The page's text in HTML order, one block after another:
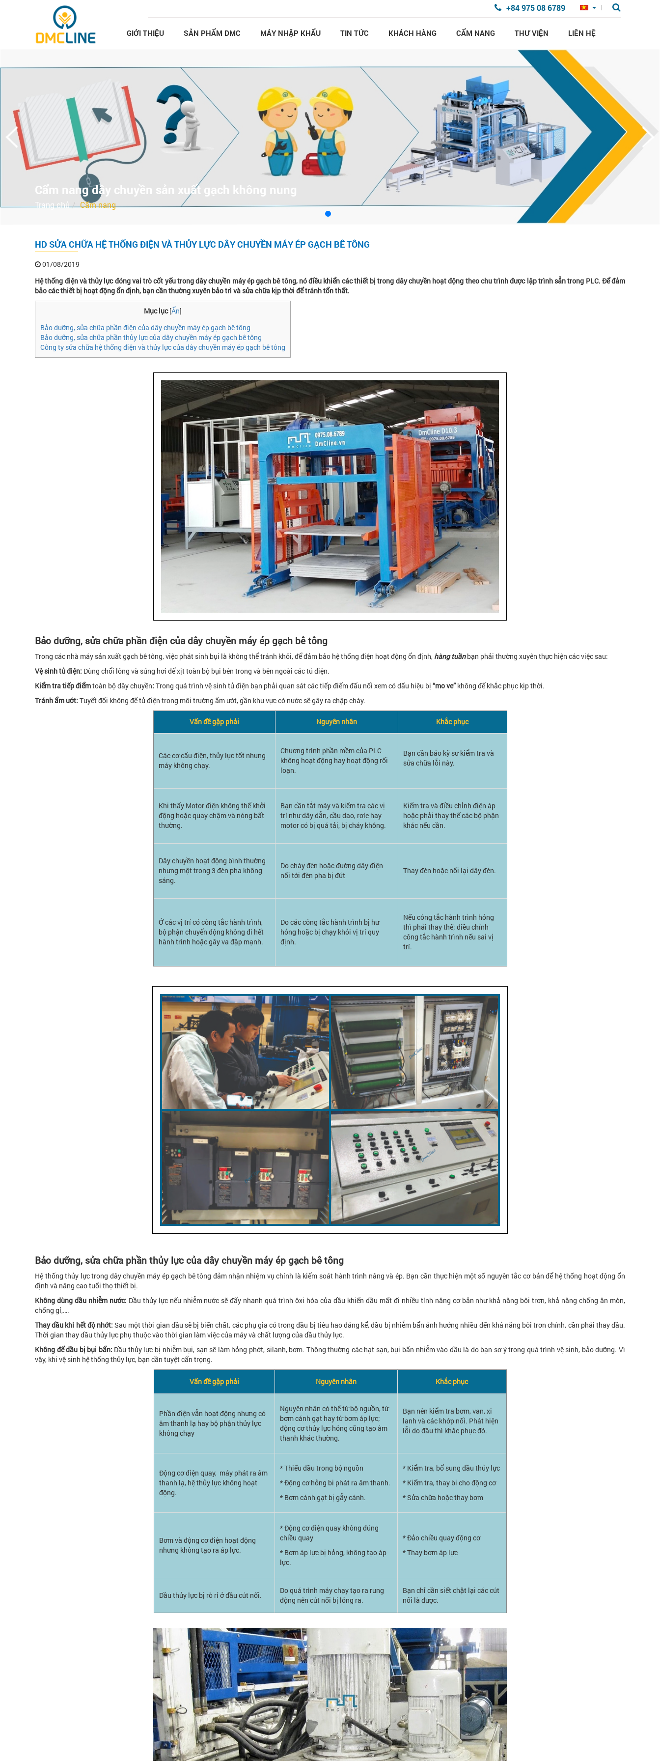
+84 975 08 6789
GIỚI THIỆU SẢN PHẨM DMC MÁY NHẬP KHẨU TIN TỨC KHÁCH HÀNG CẨM NANG THƯ VIỆN LIÊN HỆ
Cẩm nang dây chuyền sản xuất gạch không nung
Trang chủ Cẩm nang
HD SỬA CHỮA HỆ THỐNG ĐIỆN VÀ THỦY LỰC DÂY CHUYỀN MÁY ÉP GẠCH BÊ TÔNG
01/08/2019
Hệ thống điện và thủy lực đóng vai trò cốt yếu trong dây chuyền máy ép gạch bê tông, nó điều khiển các thiết bị trong dây chuyền hoạt động theo chu trình được lập trình sẵn trong PLC. Để đảm
bảo các thiết bị hoạt động ổn định, bạn cần thường xuyên bảo trì và sửa chữa kịp thời để tránh tổn thất.
Mục lục[Ẩn]
Bảo dưỡng, sửa chữa phần điện của dây chuyền máy ép gạch bê tông
Bảo dưỡng, sửa chữa phần thủy lực của dây chuyền máy ép gạch bê tông
Công ty sửa chữa hệ thống điện và thủy lực của dây chuyền máy ép gạch bê tông
Bảo dưỡng, sửa chữa phần điện của dây chuyền máy ép gạch bê tông
Trong các nhà máy sản xuất gạch bê tông, việc phát sinh bụi là không thể tránh khỏi, để đảm bảo hệ thống điện hoạt động ổn định, hàng tuầnbạn phải thường xuyên thực hiện các việc sau:
Vệ sinh tủ điện: Dùng chổi lông và súng hơi để xịt toàn bộ bụi bên trong và bên ngoài các tủ điện.
Kiểm tra tiếp điểmtoàn bộ dây chuyền: Trong quá trình vệ sinh tủ điện bạn phải quan sát các tiếp điểm đấu nối xem có dấu hiệu bị “mo ve”không để khắc phục kịp thời.
Tránh ẩm ướt: Tuyết đối không để tủ điện trong môi trường ẩm ướt, gần khu vực có nước sẽ gây ra chập cháy.
Vấn đề gặp phải Nguyên nhân Khắc phục
Các cơ cấu điện, thủy lực tốt nhưng
máy không chạy.
Chương trình phần mềm của PLC
không hoạt động hay hoạt động rối
loạn.
Bạn cần báo kỹ sư kiểm tra và
sửa chữa lỗi này.
Khi thấy Motor điện không thể khởi
động hoặc quay chậm và nóng bất
thường.
Bạn cần tắt máy và kiểm tra các vị
trí như dây dẫn, cầu dao, rơle hay
motor có bị quá tải, bị cháy không.
Kiểm tra và điều chỉnh điện áp
hoặc phải thay thế các bộ phận
khác nếu cần.
Dây chuyền hoạt động bình thường
nhưng một trong 3 đèn pha không
sáng.
Do cháy đèn hoặc đường dây điện
nối tới đèn pha bị đứt
Thay đèn hoặc nối lại dây đèn.
Ở các vị trí có công tắc hành trình,
bộ phận chuyển động không đi hết
hành trình hoặc gây va đập mạnh.
Do các công tắc hành trình bị hư
hỏng hoặc bị chạy khỏi vị trí quy
định.
Nếu công tắc hành trình hỏng
thì phải thay thế; điều chỉnh
công tắc hành trình nếu sai vị
trí.
Bảo dưỡng, sửa chữa phần thủy lực của dây chuyền máy ép gạch bê tông
Hệ thống thủy lực trong dây chuyền máy ép gạch bê tông đảm nhận nhiệm vụ chính là kiểm soát hành trình nâng và ép. Bạn cần thực hiện một số nguyên tắc cơ bản để hệ thống hoạt động ổn
định và nâng cao tuổi thọ thiết bị.
Không dùng dầu nhiễm nước: Dầu thủy lực nếu nhiễm nước sẽ đẩy nhanh quá trình ôxi hóa của dầu khiến dầu mất đi nhiều tính năng cơ bản như khả năng bôi trơn, khả năng chống ăn mòn,
chống gỉ,….
Thay dầu khi hết độ nhớt: Sau một thời gian dầu sẽ bị biến chất, các phụ gia có trong dầu bị tiêu hao đáng kể, dầu bị nhiễm bẩn ảnh hưởng nhiều đến khả năng bôi trơn chính, cần phải thay dầu.
Thời gian thay dầu thủy lực phụ thuộc vào thời gian làm việc của máy và chất lượng của dầu thủy lực.
Không để dầu bị bụi bẩn: Dầu thủy lực bị nhiễm bụi, sạn sẽ làm hỏng phớt, silanh, bơm. Thông thường các hạt sạn, bụi bẩn nhiễm vào dầu là do bạn sơ ý trong quá trình vệ sinh, bảo dưỡng. Vì
vậy, khi vệ sinh hệ thống thủy lực, bạn cần tuyệt cẩn trọng.
Vấn đề gặp phải Nguyên nhân Khắc phục
Phần điện vẫn hoạt động nhưng có
âm thanh lạ hay bộ phận thủy lực
không chạy
Nguyên nhân có thể từ bộ nguồn, từ
bơm cánh gạt hay từ bơm áp lực;
động cơ thủy lực hỏng cũng tạo âm
thanh khác thường.
Bạn nên kiểm tra bơm, van, xi
lanh và các khớp nối. Phát hiện
lỗi do đâu thì khắc phục đó.
Động cơ điện quay, máy phát ra âm
thanh lạ, hệ thủy lực không hoạt
động.
* Thiếu dầu trong bộ nguồn
* Động cơ hỏng bi phát ra âm thanh.
* Bơm cánh gạt bị gẫy cánh.
* Kiểm tra, bổ sung dầu thủy lực
* Kiểm tra, thay bi cho động cơ
* Sửa chữa hoặc thay bơm
Bơm và động cơ điện hoạt động
nhưng không tạo ra áp lực.
* Động cơ điện quay không đúng
chiều quay
* Bơm áp lực bị hỏng, không tạo áp
lực.
* Đảo chiều quay động cơ
* Thay bơm áp lực
Dầu thủy lực bị rò rỉ ở đầu cút nối.
Do quá trình máy chạy tạo ra rung
động nên cút nối bị lỏng ra.
Bạn chỉ cần siết chặt lại các cút
nối là được.